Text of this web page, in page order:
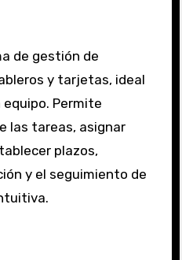
de gestión de
y tarjetas, ideal
Permite
las tareas, asignar
plazos,
y el seguimiento de